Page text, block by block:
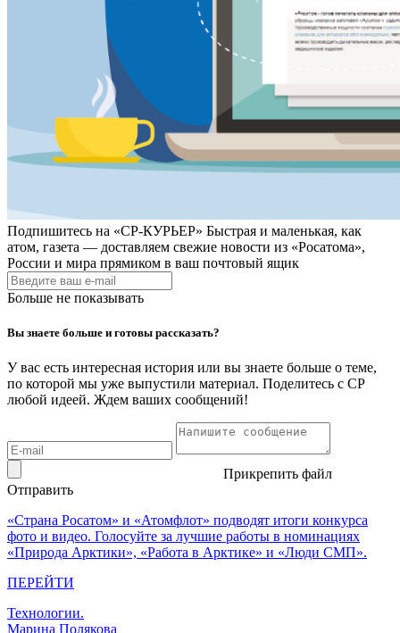
Подпишитесь на «СР-КУРЬЕР» Быстрая и маленькая, как
атом, газета — доставляем свежие новости из «Росатома»,
России и мира прямиком в ваш почтовый ящик
Больше не показывать
Вы знаете больше и готовы рассказать?
У вас есть интересная история или вы знаете больше о теме,
по которой мы уже выпустили материал. Поделитесь с СР
любой идеей. Ждем ваших сообщений!
Прикрепить файл
Отправить
«Страна Росатом» и «Атомфлот» подводят итоги конкурса
фото и видео. Голосуйте за лучшие работы в номинациях
«Природа Арктики», «Работа в Арктике» и «Люди СМП».
ПЕРЕЙТИ
Технологии.
Марина Полякова